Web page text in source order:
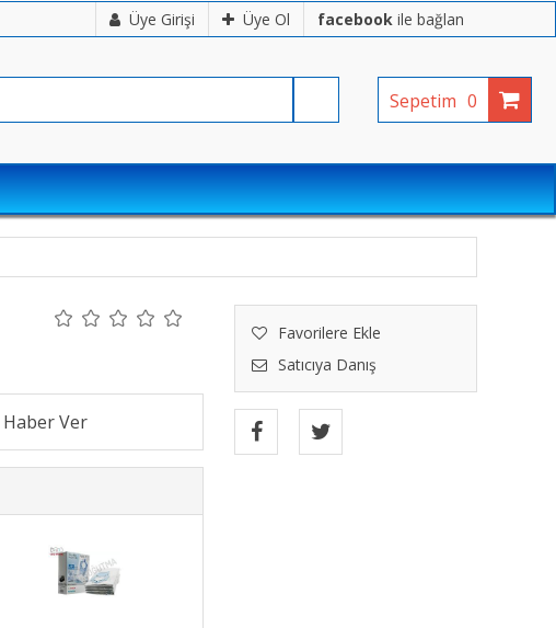
Üye Girişi Üye Ol facebook ile bağlan
Sepetim 0
Favorilere Ekle
Satıcıya Danış